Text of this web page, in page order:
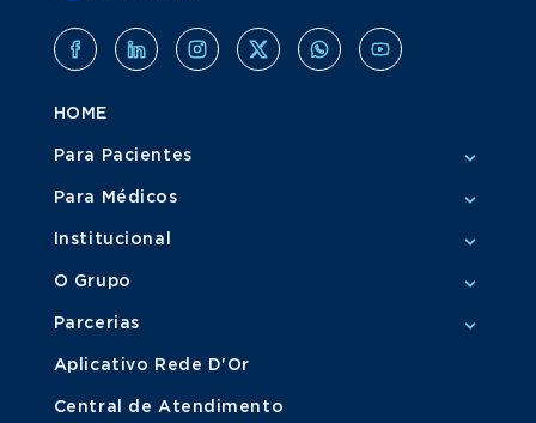
HOME
Para Pacientes
Para Médicos
Institucional
O Grupo
Parcerias
Aplicativo Rede D'Or
Central de Atendimento